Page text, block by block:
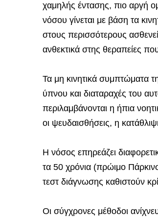
χαμηλής έντασης, πιο αργή
νόσου γίνεται με βάση τα
στους περισσότερους
ανθεκτικά στης θεραπείες
Τα μη κινητικά συμπτώματα
ύπνου και διαταραχές του
περιλαμβάνονται η ήπια
οι ψευδαισθήσεις, η
Η νόσος επηρεάζει
τα 50 χρόνια (πρώιμο
τεστ διάγνωσης καθιστούν
Οι σύγχρονες μέθοδοι